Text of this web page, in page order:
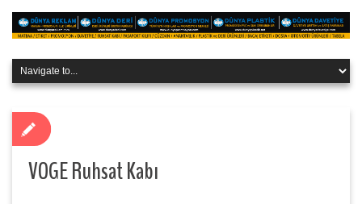
VOGE Ruhsat Kabı